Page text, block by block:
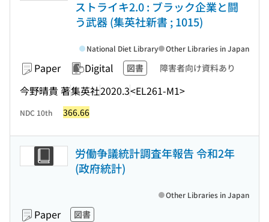
ストライキ2.0 : ブラック企業と闘
う武器 (集英社新書 ; 1015)
Paper Digital 図書 障害者向け資料あり
今野晴貴 著集英社2020.3<EL261-M1>
National Diet Library Other Libraries in Japan
NDC 10th 366.66
労働争議統計調査年報告 令和2年
(政府統計)
Paper 図書
Other Libraries in Japan